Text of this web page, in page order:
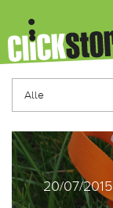
20/07/2015